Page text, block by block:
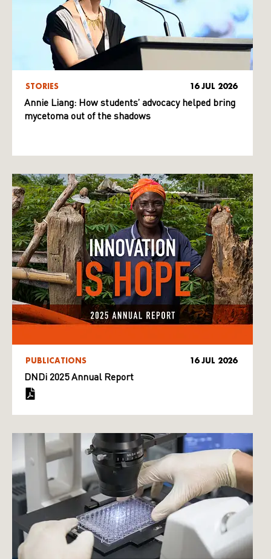
STORIES 16 JUL 2026
Annie Liang: How students’ advocacy helped bring
mycetoma out of the shadows
PUBLICATIONS 16 JUL 2026
DNDi 2025 Annual Report